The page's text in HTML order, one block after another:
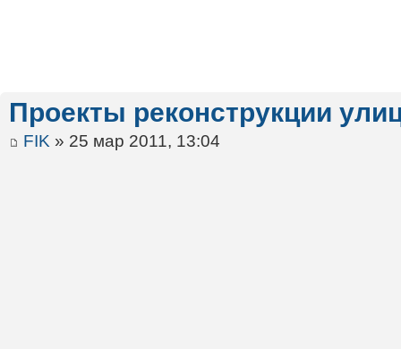
Проекты реконструкции
FIK » 25 мар 2011, 13:04